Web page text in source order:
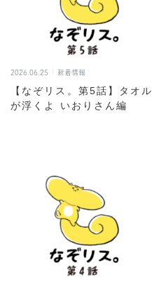
2026.06.25 新着情報
【なぞリス。第5話】タオル
が浮くよ いおりさん編